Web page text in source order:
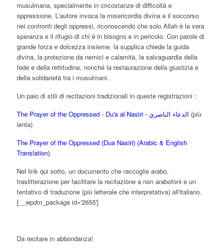
musulmana, specialmente in circostanze di difficoltà e
oppressione. L'autore invoca la misericordia divina e il soccorso
nei confronti degli oppressi, riconoscendo che solo Allah è la vera
speranza e il rifugio di chi è in bisogno e in pericolo. Con parole di
grande forza e dolcezza insieme, la supplica chiede la guida
divina, la protezione da nemici e calamità, la salvaguardia della
fede e della rettitudine, nonché la restaurazione della giustizia e
della solidarietà tra i musulmani.
Un paio di stili di recitazioni tradizionali in queste registrazioni :
The Prayer of the Oppressed - Du'a al-Nasiri - الدعاء الناصري (più
lenta)
The Prayer of the Oppressed (Dua Nasiri) (Arabic & English
Translation)
Nel link qui sotto, un documento che raccoglie arabo,
traslitterazione per facilitare la recitazione a non arabofoni e un
tentativo di traduzione (più letterale che interpretativa) all'italiano.
[__wpdm_package id='2655']
Da recitare in abbondanza!